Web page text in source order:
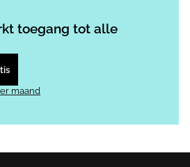
toegang tot alle
maand